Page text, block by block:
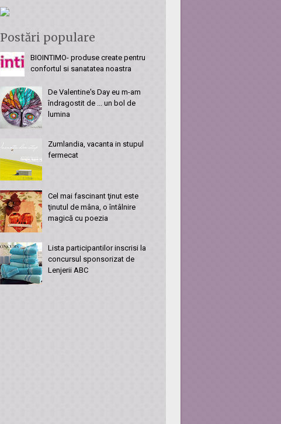
Postări populare
BIOINTIMO- produse create pentru
confortul si sanatatea noastra
De Valentine's Day eu m-am
îndragostit de ... un bol de
lumina
Zumlandia, vacanta in stupul
fermecat
Cel mai fascinant ţinut este
ţinutul de mâna, o întâlnire
magică cu poezia
Lista participantilor inscrisi la
concursul sponsorizat de
Lenjerii ABC